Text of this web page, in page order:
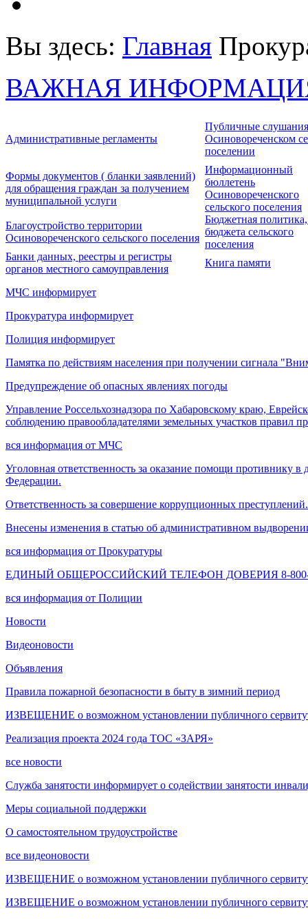
Вы здесь: Главная
ВАЖНАЯ
Административные регламенты
Публичные
Осиновореченском
поселении
Формы документов ( бланки заявлений)
для обращения граждан за получением
муниципальной услуги
Информационный
бюллетень
Осиновореченского
сельского поселения
Благоустройство территории
Осиновореченского сельского поселения
Бюджетная
бюджета сельского
поселения
Банки данных, реестры и регистры
органов местного самоуправления
Книга памяти
МЧС информирует
Прокуратура информирует
Полиция информирует
Памятка по действиям населения при получении сигнала
Предупреждение об опасных явлениях погоды
Управление Россельхознадзора по Хабаровскому краю,
соблюдению правообладателями земельных участков правил
вся информация от МЧС
Уголовная ответственность за оказание помощи противнику
Федерации.
Ответственность за совершение коррупционных преступлений.
Внесены изменения в статью об административном
вся информация от Прокуратуры
ЕДИНЫЙ ОБЩЕРОССИЙСКИЙ ТЕЛЕФОН ДОВЕРИЯ 8-800-
вся информация от Полиции
Новости
Видеоновости
Объявления
Правила пожарной безопасности в быту в зимний период
ИЗВЕЩЕНИЕ о возможном установлении публичного
Реализация проекта 2024 года ТОС «ЗАРЯ»
все новости
Служба занятости информирует о содействии занятости
Меры социальной поддержки
О самостоятельном трудоустройстве
все видеоновости
ИЗВЕЩЕНИЕ о возможном установлении публичного
ИЗВЕЩЕНИЕ о возможном установлении публичного